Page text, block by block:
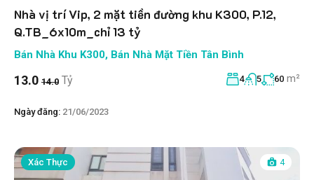
Nhà vị trí Vip, 2 mặt tiền đường khu K300, P.12,
Q.TB_6x10m_chỉ 13 tỷ
Bán Nhà Khu K300, Bán Nhà Mặt Tiền Tân Bình
13.0 14.0 Tỷ 4 5 60 m²
Ngày đăng: 21/06/2023
Xác Thực 4